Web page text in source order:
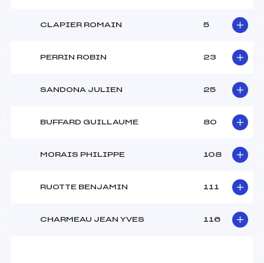
CLAPIER ROMAIN 5
PERRIN ROBIN 23
SANDONA JULIEN 25
BUFFARD GUILLAUME 80
MORAIS PHILIPPE 108
RUOTTE BENJAMIN 111
CHARMEAU JEAN YVES 116